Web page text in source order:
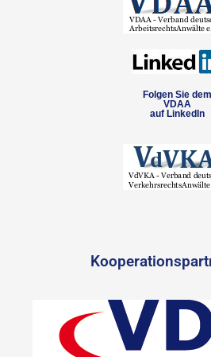
Folgen Sie dem
VDAA
auf LinkedIn